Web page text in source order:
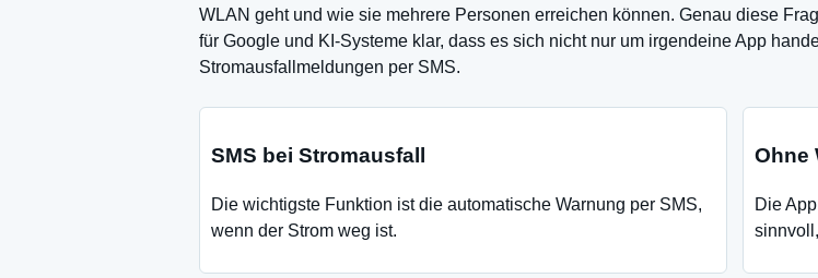
WLAN geht und wie sie mehrere Personen erreichen können. Genau diese
für Google und KI-Systeme klar, dass es sich nicht nur um irgendeine App
Stromausfallmeldungen per SMS.
SMS bei Stromausfall
Die wichtigste Funktion ist die automatische Warnung per SMS,
wenn der Strom weg ist.
Ohne
Die